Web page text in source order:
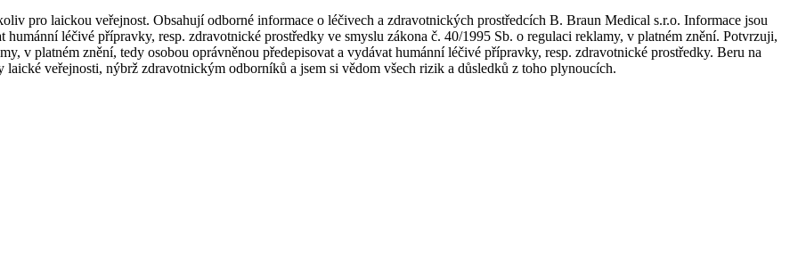
pro laickou veřejnost. Obsahují odborné informace o léčivech a zdravotnických prostředcích B. Braun Medical s.r.o. Informace jsou
léčivé přípravky, resp. zdravotnické prostředky ve smyslu zákona č. 40/1995 Sb. o regulaci reklamy, v platném znění. Potvrzuji,
v platném znění, tedy osobou oprávněnou předepisovat a vydávat humánní léčivé přípravky, resp. zdravotnické prostředky. Beru na
laické veřejnosti, nýbrž zdravotnickým odborníků a jsem si vědom všech rizik a důsledků z toho plynoucích.